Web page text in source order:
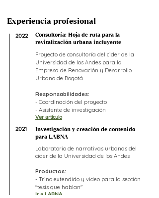
Experiencia profesional
2022
Consultoría: Hoja de ruta para la
revitalización urbana incluyente
Proyecto de consultoría del cider de la
Universidad de los Andes para la
Empresa de Renovación y Desarrollo
Urbano de Bogotá
Responsabilidades:
- Coordinación del proyecto
- Asistente de investigación
Ver artículo
2021
Investigación y creación de contenido
para LABNA
Laboratorio de narrativas urbanas del
cider de la Universidad de los Andes
Productos:
- Trino extendido y video para la sección
"tesis que hablan"
Ir a LABNA